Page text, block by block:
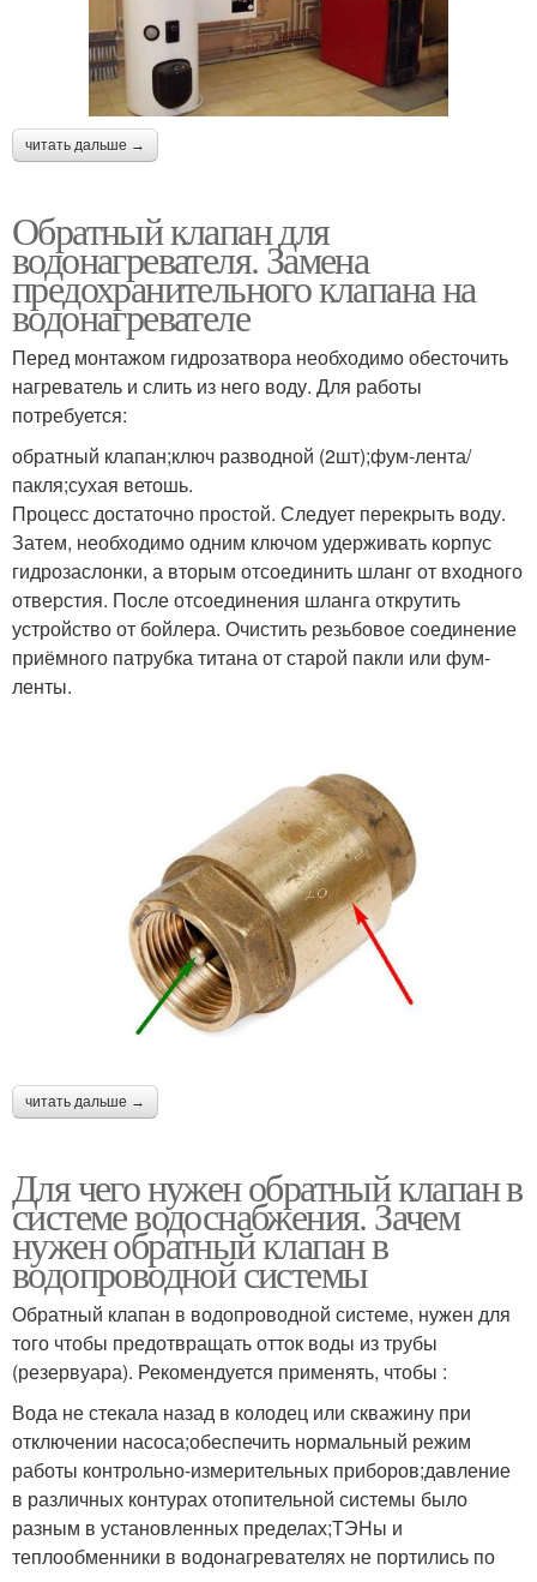
читать дальше →
Обратный клапан для
водонагревателя. Замена
предохранительного клапана на
водонагревателе
Перед монтажом гидрозатвора необходимо обесточить
нагреватель и слить из него воду. Для работы
потребуется:
обратный клапан;ключ разводной (2шт);фум-лента/
пакля;сухая ветошь.
Процесс достаточно простой. Следует перекрыть воду.
Затем, необходимо одним ключом удерживать корпус
гидрозаслонки, а вторым отсоединить шланг от входного
отверстия. После отсоединения шланга открутить
устройство от бойлера. Очистить резьбовое соединение
приёмного патрубка титана от старой пакли или фум-
ленты.
читать дальше →
Для чего нужен обратный клапан в
системе водоснабжения. Зачем
нужен обратный клапан в
водопроводной системы
Обратный клапан в водопроводной системе, нужен для
того чтобы предотвращать отток воды из трубы
(резервуара). Рекомендуется применять, чтобы :
Вода не стекала назад в колодец или скважину при
отключении насоса;обеспечить нормальный режим
работы контрольно-измерительных приборов;давление
в различных контурах отопительной системы было
разным в установленных пределах;ТЭНы и
теплообменники в водонагревателях не портились по